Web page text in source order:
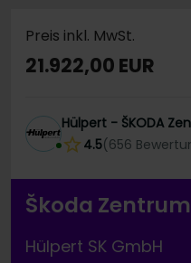
Preis inkl. MwSt.
21.922,00 EUR
Hülpert - ŠKODA
4.5(656
Škoda
Hülpert SK GmbH